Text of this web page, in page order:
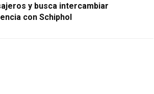
y busca intercambiar
con Schiphol